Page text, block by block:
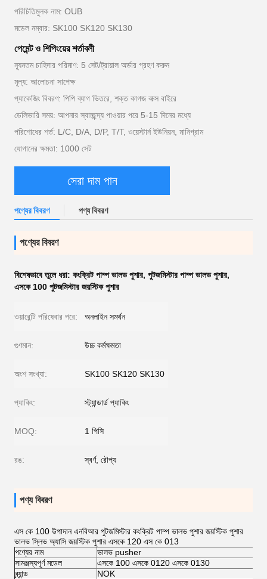
পরিচিতিমুলক নাম: OUB
মডেল নম্বার: SK100 SK120 SK130
পেমেন্ট ও শিপিংয়ের শর্তাবলী
ন্যূনতম চাহিদার পরিমাণ: 5 সেট/ট্রায়াল অর্ডার গ্রহণ করুন
মূল্য: আলোচনা সাপেক্ষ
প্যাকেজিং বিবরণ: পিপি ব্যাগ ভিতরে, শক্ত কাগজ বাক্স বাইরে
ডেলিভারি সময়: আপনার স্বাচ্ছন্দ্য পাওয়ার পরে 5-15 দিনের মধ্যে
পরিশোধের শর্ত: L/C, D/A, D/P, T/T, ওয়েস্টার্ন ইউনিয়ন, মানিগ্রাম
যোগানের ক্ষমতা: 1000 সেট
সেরা দাম পান
পণ্যের বিবরণ পণ্য বিবরণ
পণ্যের বিবরণ
বিশেষভাবে তুলে ধরা: কংক্রিট পাম্প ভালভ পুশার, পুটজমিস্টার পাম্প ভালভ পুশার,
এসকে 100 পুটজমিস্টার জয়স্টিক পুশার
ওয়ারেন্টি পরিষেবার পরে: অনলাইন সমর্থন
গুণমান: উচ্চ কর্মক্ষমতা
অংশ সংখ্যা: SK100 SK120 SK130
প্যাকিং: স্ট্যান্ডার্ড প্যাকিং
MOQ: 1 পিসি
রঙ: স্বর্ণ, রৌপ্য
পণ্য বিবরণ
এস কে 100 উপাদান এনবিআর পুটজমিস্টার কংক্রিট পাম্প ভালভ পুশার জয়স্টিক পুশার
ভালভ স্লিভ অ্যাসি জয়স্টিক পুশার এসকে 120 এস কে 013
পণ্যের নাম
ভালভ pusher
সামঞ্জস্যপূর্ণ মডেল
এসকে 100 এসকে 0120 এসকে 0130
ব্র্যান্ড
NOK